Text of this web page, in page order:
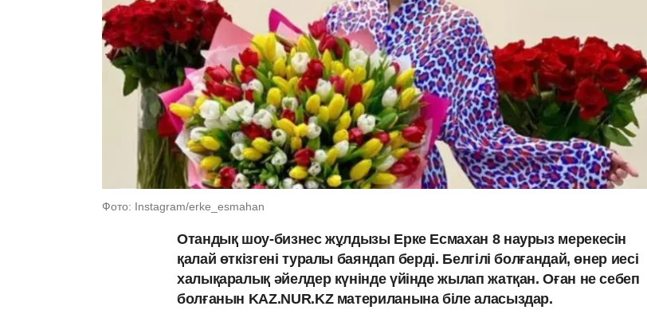
Фото: Instagram/erke_esmahan
Отандық шоу-бизнес жұлдызы Ерке Есмахан 8 наурыз мерекесін
қалай өткізгені туралы баяндап берді. Белгілі болғандай, өнер иесі
халықаралық әйелдер күнінде үйінде жылап жатқан. Оған не себеп
болғанын KAZ.NUR.KZ материланына біле аласыздар.